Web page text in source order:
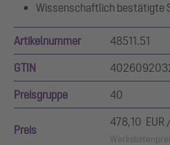
Wissenschaftlich bestätigte
Artikelnummer 48511.51
GTIN
Preisgruppe 40
Preis
478,10 EUR